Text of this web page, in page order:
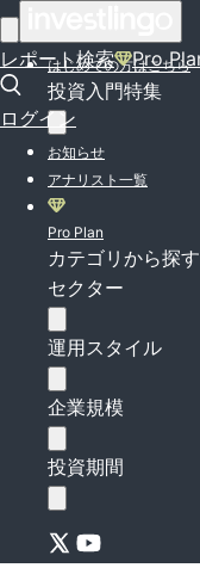
レポート検索 Pro
ログイン
はじめての方はこちら
投資入門特集
お知らせ
アナリスト一覧
Pro Plan
カテゴリから探す
セクター
運用スタイル
企業規模
投資期間